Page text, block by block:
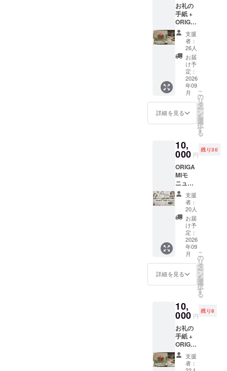
お礼の
手紙 +
ORIGA
MIモ
ニュメ
ント プ
ロジェ
クト限
定 ポ
スト
カード
・サイ
ズ：
10cm×
14.8cm
・枚
支援
者：
26人
お届
け予
定：
2026
年09
月
詳細を見る
こ
の
リ
タ
ー
ン
を
選
択
す
る
10,
000 円
残り30
ORIGA
MIモ
ニュメ
ントク
ラウド
ファン
ディン
グ協賛
チラシ
に名前
を掲載
する権
利
（小）
掲載し
たチラ
野新聞
の上三
川地域
に折り
込みま
す。 チ
ラシに
は支援
支援
者：
20人
お届
け予
定：
2026
年09
月
詳細を見る
こ
の
リ
タ
ー
ン
を
選
択
す
る
10,
000 円
残り8
お礼の
手紙 +
ORIGA
MIモ
ニュメ
ント プ
支援
者：